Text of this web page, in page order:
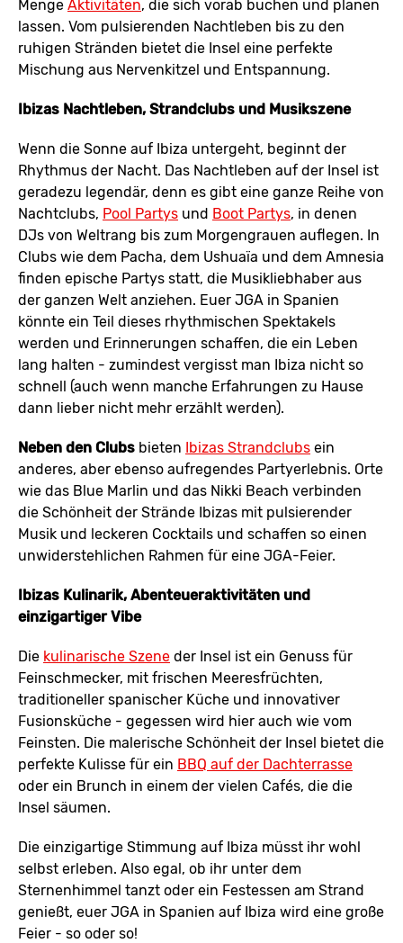
Menge Aktivitäten, die sich vorab buchen und planen
lassen. Vom pulsierenden Nachtleben bis zu den
ruhigen Stränden bietet die Insel eine perfekte
Mischung aus Nervenkitzel und Entspannung.
Ibizas Nachtleben, Strandclubs und Musikszene
Wenn die Sonne auf Ibiza untergeht, beginnt der
Rhythmus der Nacht. Das Nachtleben auf der Insel ist
geradezu legendär, denn es gibt eine ganze Reihe von
Nachtclubs, Pool Partys und Boot Partys, in denen
DJs von Weltrang bis zum Morgengrauen auflegen. In
Clubs wie dem Pacha, dem Ushuaïa und dem Amnesia
finden epische Partys statt, die Musikliebhaber aus
der ganzen Welt anziehen. Euer JGA in Spanien
könnte ein Teil dieses rhythmischen Spektakels
werden und Erinnerungen schaffen, die ein Leben
lang halten - zumindest vergisst man Ibiza nicht so
schnell (auch wenn manche Erfahrungen zu Hause
dann lieber nicht mehr erzählt werden).
Neben den Clubs bieten Ibizas Strandclubs ein
anderes, aber ebenso aufregendes Partyerlebnis. Orte
wie das Blue Marlin und das Nikki Beach verbinden
die Schönheit der Strände Ibizas mit pulsierender
Musik und leckeren Cocktails und schaffen so einen
unwiderstehlichen Rahmen für eine JGA-Feier.
Ibizas Kulinarik, Abenteueraktivitäten und
einzigartiger Vibe
Die kulinarische Szene der Insel ist ein Genuss für
Feinschmecker, mit frischen Meeresfrüchten,
traditioneller spanischer Küche und innovativer
Fusionsküche - gegessen wird hier auch wie vom
Feinsten. Die malerische Schönheit der Insel bietet die
perfekte Kulisse für ein BBQ auf der Dachterrasse
oder ein Brunch in einem der vielen Cafés, die die
Insel säumen.
Die einzigartige Stimmung auf Ibiza müsst ihr wohl
selbst erleben. Also egal, ob ihr unter dem
Sternenhimmel tanzt oder ein Festessen am Strand
genießt, euer JGA in Spanien auf Ibiza wird eine große
Feier - so oder so!